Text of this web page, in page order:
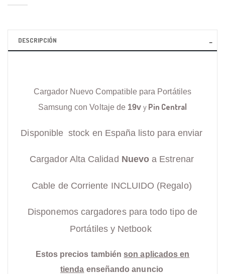
DESCRIPCIÓN
Cargador Nuevo Compatible para Portátiles
Samsung con Voltaje de 19v y Pin Central
Disponible stock en España listo para enviar
Cargador Alta Calidad Nuevo a Estrenar
Cable de Corriente INCLUIDO (Regalo)
Disponemos cargadores para todo tipo de
Portátiles y Netbook
Estos precios también son aplicados en
tienda enseñando anuncio